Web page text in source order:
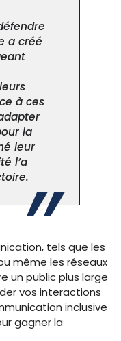
a créé
à ces
la
leur
l’a
tels que les
même les réseaux
un public plus large
vos interactions
inclusive
gagner la